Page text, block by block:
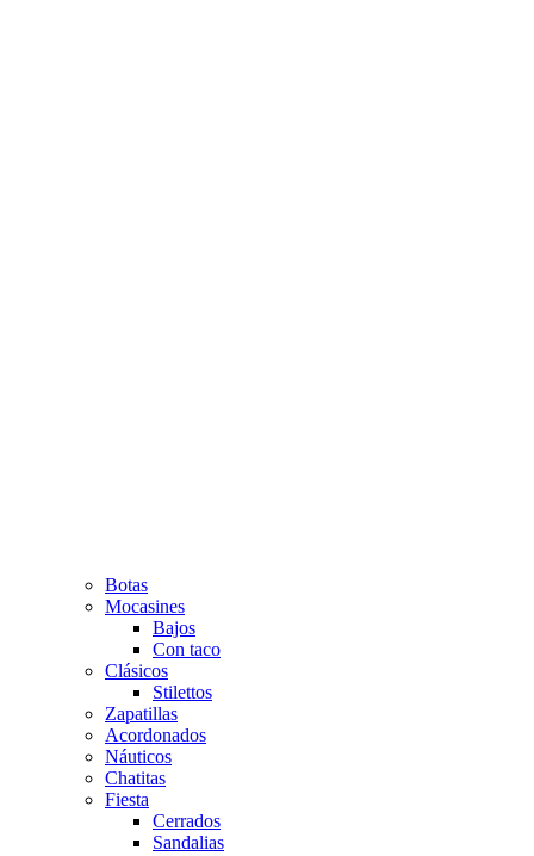
Botas
Mocasines
Bajos
Con taco
Clásicos
Stilettos
Zapatillas
Acordonados
Náuticos
Chatitas
Fiesta
Cerrados
Sandalias